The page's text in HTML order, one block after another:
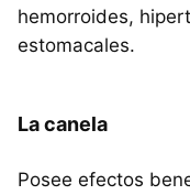
hemorroides,
estomacales.
La canela
Posee efectos